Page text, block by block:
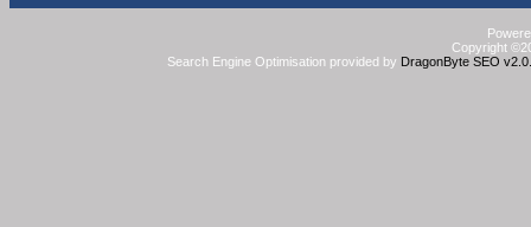
Copyright
Search Engine Optimisation provided by DragonByte SEO